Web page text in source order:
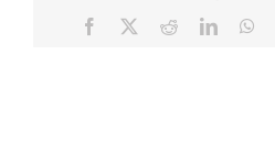
Facebook RedditLinkedIn